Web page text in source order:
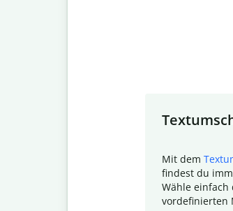
Mit dem
findest du
Wähle einfach
vordefinierten